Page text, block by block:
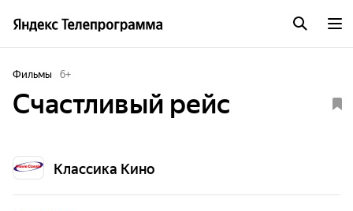
Фильмы 6+
Счастливый рейс
Классика Кино